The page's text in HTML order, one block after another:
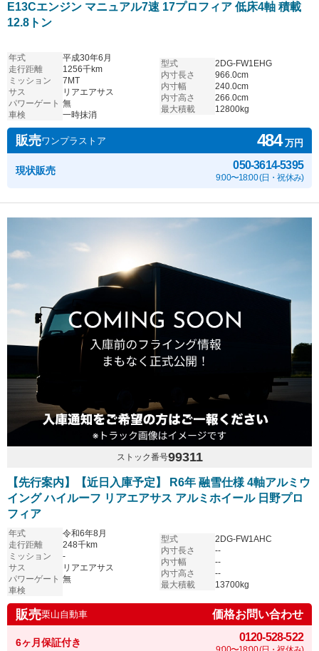
E13Cエンジン マニュアル7速 17プロフィア 低床4軸 積載
12.8トン
年式
平成30年6月
走行距離
1256千km
ミッション
7MT
サス
リアエアサス
パワーゲート 無
車検
一時抹消
型式
2DG-FW1EHG
内寸長さ
966.0cm
内寸幅
240.0cm
内寸高さ
266.0cm
最大積載
12800kg
販売ワンプラストア 484万円
現状販売 050-3614-5395
9:00〜18:00 (日・祝休み)
ストック番号99311
【先行案内】【近日入庫予定】 R6年 融雪仕様 4軸アルミウ
イング ハイルーフ リアエアサス アルミホイール 日野プロ
フィア
年式
令和6年8月
走行距離
248千km
ミッション
-
サス
リアエアサス
パワーゲート 無
車検
型式
2DG-FW1AHC
内寸長さ
--
内寸幅
--
内寸高さ
--
最大積載
13700kg
販売栗山自動車 価格お問い合わせ
6ヶ月保証付き 0120-528-522